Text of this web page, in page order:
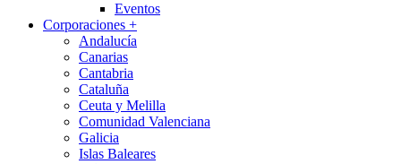
Eventos
Corporaciones +
Andalucía
Canarias
Cantabria
Cataluña
Ceuta y Melilla
Comunidad Valenciana
Galicia
Islas Baleares